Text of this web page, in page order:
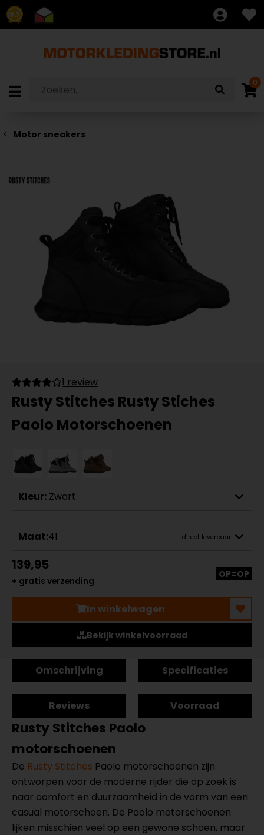
8.7
0
Motor sneakers
1 review
Rusty Stitches Rusty Stiches
Paolo Motorschoenen
Kleur: Zwart
Maat:41 direct leverbaar
139,95
+ gratis verzending
OP=OP
In winkelwagen
Bekijk winkelvoorraad
Omschrijving Specificaties
Reviews Voorraad
Rusty Stitches Paolo
motorschoenen
De Rusty Stitches Paolo motorschoenen zijn
ontworpen voor de moderne rijder die op zoek is
naar comfort en duurzaamheid in de vorm van een
casual motorschoen. De Paolo motorschoenen
lijken misschien veel op een gewone schoen, maar